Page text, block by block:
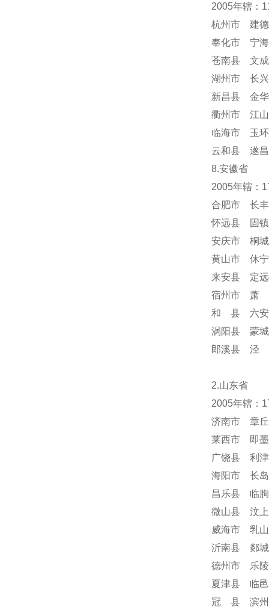
2005年辖：
杭州市 建
奉化市 宁
苍南县 文
湖州市 长
新昌县 金
衢州市 江
临海市 玉
云和县 遂
8.安徽省
2005年辖：
合肥市 长
怀远县 固
安庆市 桐
黄山市 休
来安县 定
宿州市 萧
和 县 六
涡阳县 蒙
郎溪县 泾
2.山东省
2005年辖：
济南市 章
莱西市 即
广饶县 利
海阳市 长
昌乐县 临
微山县 汶
威海市 乳
沂南县 郯
德州市 乐
夏津县 临
冠 县 滨州